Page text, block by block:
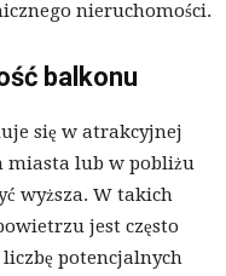
nieruchomości.
balkonu
się w atrakcyjnej
miasta lub w pobliżu
wyższa. W takich
jest często
potencjalnych